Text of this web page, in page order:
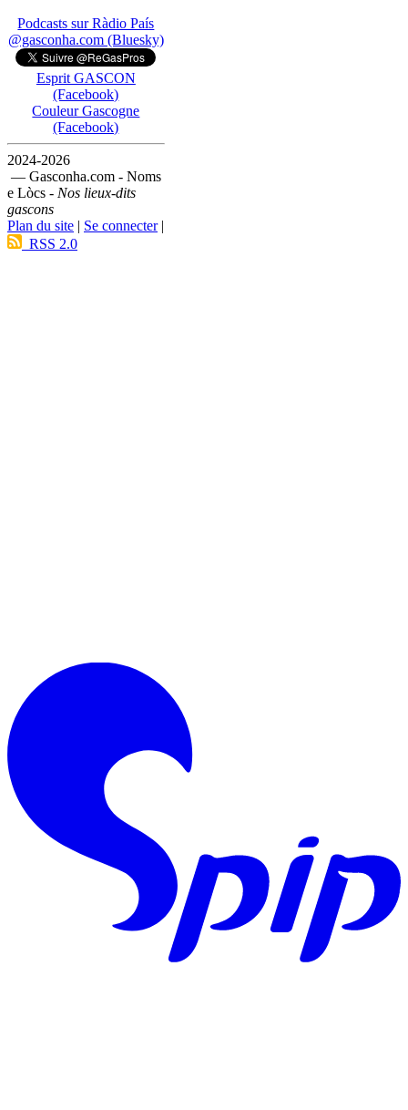
Podcasts sur Ràdio País
@gasconha.com (Bluesky)
Esprit GASCON
(Facebook)
Couleur Gascogne
(Facebook)
2024-2026
— Gasconha.com - Noms
e Lòcs - Nos lieux-dits
gascons
Plan du site | Se connecter|
RSS 2.0